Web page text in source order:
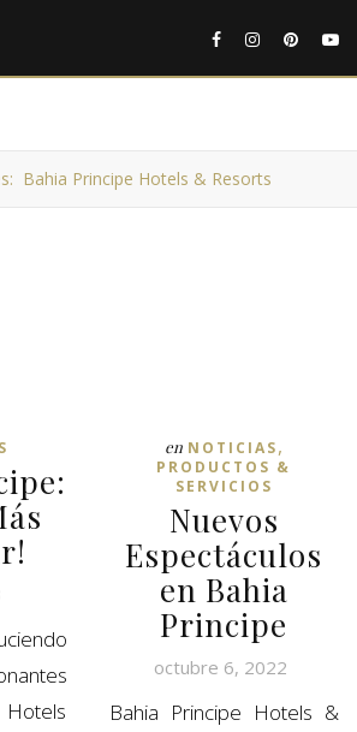
Bahia Principe Hotels & Resorts
Hotels
en NOTICIAS,
PRODUCTOS &
SERVICIOS
Nuevos
Espectáculos
en Bahia
Principe
octubre 6, 2022
Bahia Principe Hotels &